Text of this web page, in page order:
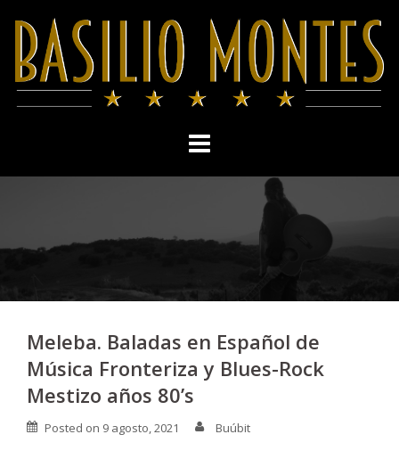
content
Meleba. Baladas en Español de
Música Fronteriza y Blues-Rock
Mestizo años 80’s
Posted on 9 agosto, 2021 Buúbit